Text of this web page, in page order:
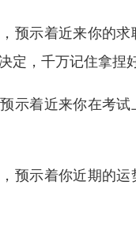
预示着近来你的
定，千万记住拿捏
示着近来你在考
预示着你近期的